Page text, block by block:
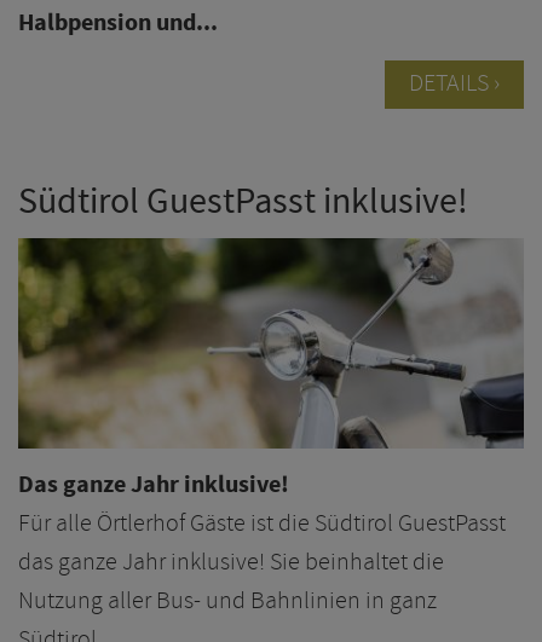
Halbpension und...
DETAILS
Südtirol GuestPasst inklusive!
Das ganze Jahr inklusive!
Für alle Örtlerhof Gäste ist die Südtirol GuestPasst
das ganze Jahr inklusive! Sie beinhaltet die
Nutzung aller Bus- und Bahnlinien in ganz